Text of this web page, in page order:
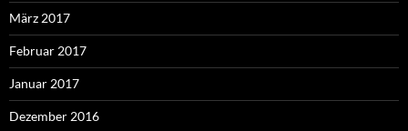
März 2017
Februar 2017
Januar 2017
Dezember 2016